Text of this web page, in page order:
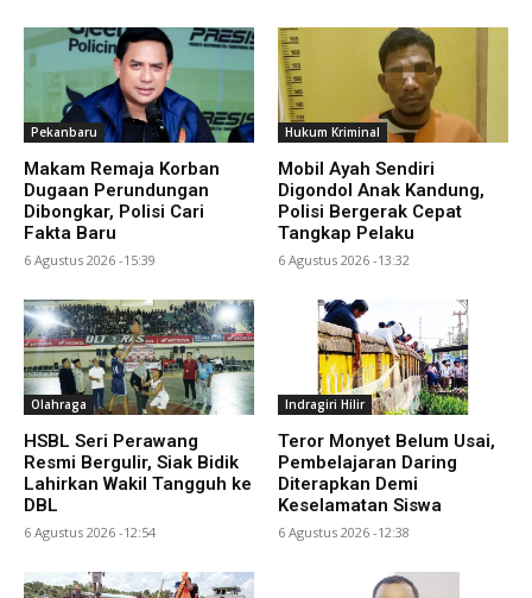
Pekanbaru
Makam Remaja Korban
Dugaan Perundungan
Dibongkar, Polisi Cari
Fakta Baru
6 Agustus 2026 -15:39
Hukum Kriminal
Mobil Ayah Sendiri
Digondol Anak Kandung,
Polisi Bergerak Cepat
Tangkap Pelaku
6 Agustus 2026 -13:32
Olahraga
HSBL Seri Perawang
Resmi Bergulir, Siak Bidik
Lahirkan Wakil Tangguh ke
DBL
6 Agustus 2026 -12:54
Indragiri Hilir
Teror Monyet Belum Usai,
Pembelajaran Daring
Diterapkan Demi
Keselamatan Siswa
6 Agustus 2026 -12:38